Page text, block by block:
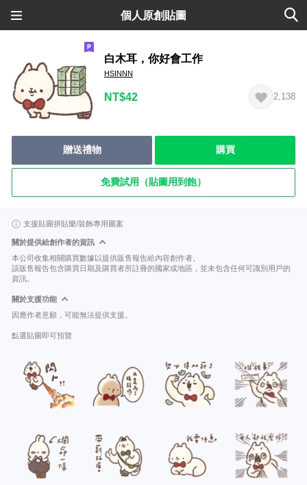
個人原創貼圖
白木耳，你好會工作
HSINNN
NT$42 2,138
贈送禮物 購買
免費試用（貼圖用到飽）
支援貼圖拼貼樂/裝飾專用圖案
關於提供給創作者的資訊
本公司收集相關購買數據以提供販售報告給內容創作者。
該販售報告包含購買日期及購買者所註冊的國家或地區，並未包含任何可識別用戶的
資訊。
關於支援功能
因應作者意願，可能無法提供支援。
點選貼圖即可預覽